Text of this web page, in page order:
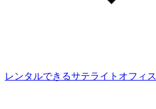
レンタルできるサテライトオフィス